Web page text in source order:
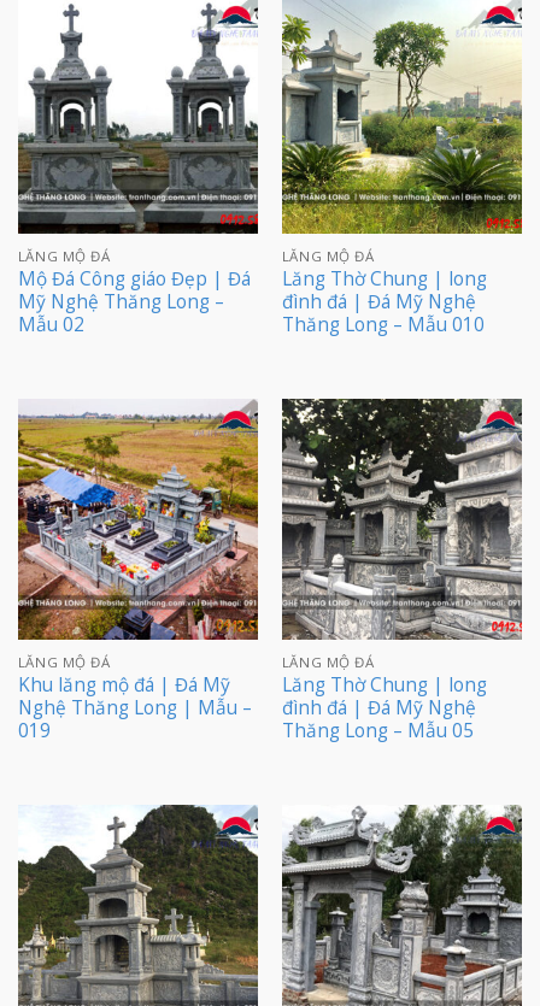
LĂNG MỘ ĐÁ
Mộ Đá Công giáo Đẹp | Đá
Mỹ Nghệ Thăng Long –
Mẫu 02
LĂNG MỘ ĐÁ
Lăng Thờ Chung | long
đình đá | Đá Mỹ Nghệ
Thăng Long – Mẫu 010
LĂNG MỘ ĐÁ
Khu lăng mộ đá | Đá Mỹ
Nghệ Thăng Long | Mẫu –
019
LĂNG MỘ ĐÁ
Lăng Thờ Chung | long
đình đá | Đá Mỹ Nghệ
Thăng Long – Mẫu 05